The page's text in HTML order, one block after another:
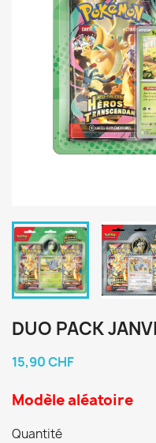
DUO PACK
15,90 CHF
Modèle aléatoire
Quantité